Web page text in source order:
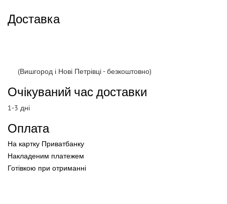
Доставка
(Вишгород і Нові Петрівці - безкоштовно)
Очікуваний час доставки
1-3 дні
Оплата
На картку Приватбанку
Накладеним платежем
Готівкою при отриманні